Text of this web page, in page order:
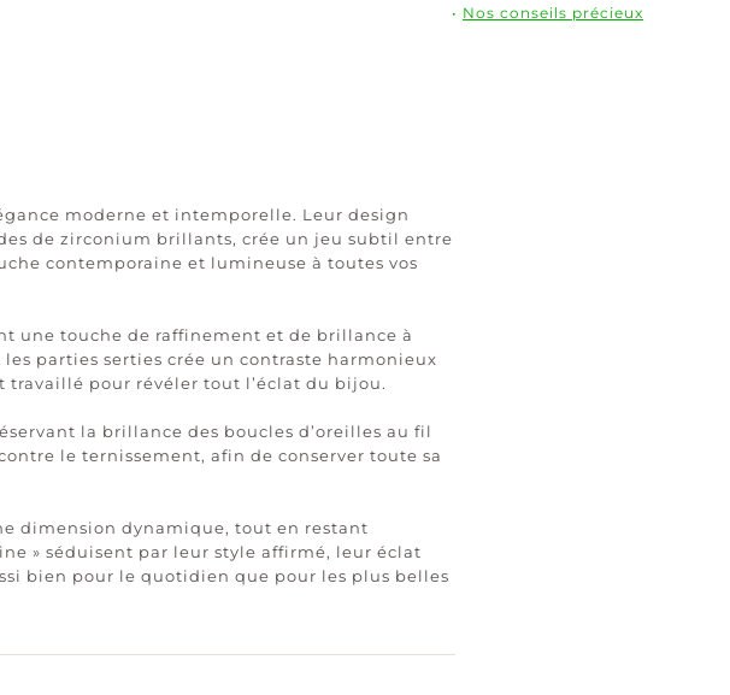
• Nos conseils précieux
moderne et intemporelle. Leur design
de zirconium brillants, crée un jeu subtil entre
contemporaine et lumineuse à toutes vos
une touche de raffinement et de brillance à
parties serties crée un contraste harmonieux
pour révéler tout l’éclat du bijou.
la brillance des boucles d’oreilles au fil
le ternissement, afin de conserver toute sa
dimension dynamique, tout en restant
» séduisent par leur style affirmé, leur éclat
bien pour le quotidien que pour les plus belles